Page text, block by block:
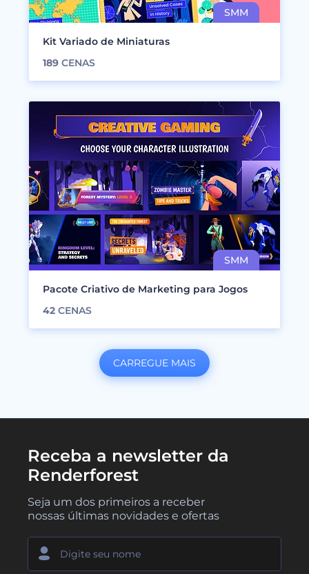
Kit Variado de Miniaturas
189 CENAS
Pacote Criativo de Marketing para Jogos
42 CENAS
CARREGUE MAIS
Receba a newsletter da
Renderforest
Seja um dos primeiros a receber
nossas últimas novidades e ofertas